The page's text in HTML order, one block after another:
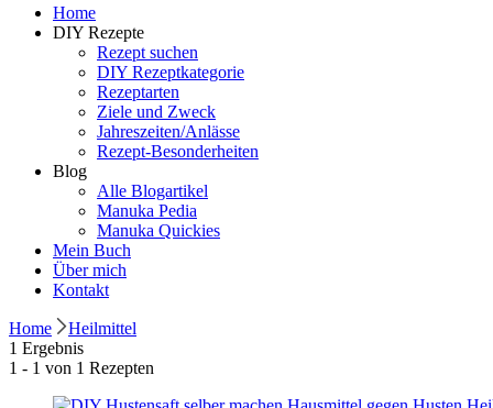
Manuka Magic – Natürlich schön:
Home
DIY Rezepte
Rezept suchen
DIY Rezeptkategorie
Rezeptarten
Ziele und Zweck
Jahreszeiten/Anlässe
Rezept-Besonderheiten
Blog
Alle Blogartikel
Manuka Pedia
Manuka Quickies
Mein Buch
Über mich
Kontakt
Home
Heilmittel
1 Ergebnis
1 - 1 von 1 Rezepten